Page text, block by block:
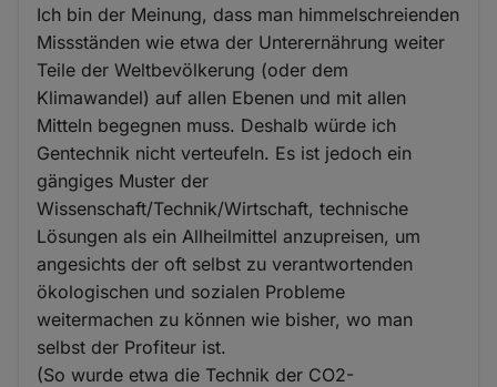
Ich bin der Meinung, dass man himmelschreienden
Missständen wie etwa der Unterernährung weiter
Teile der Weltbevölkerung (oder dem
Klimawandel) auf allen Ebenen und mit allen
Mitteln begegnen muss. Deshalb würde ich
Gentechnik nicht verteufeln. Es ist jedoch ein
gängiges Muster der
Wissenschaft/Technik/Wirtschaft, technische
Lösungen als ein Allheilmittel anzupreisen, um
angesichts der oft selbst zu verantwortenden
ökologischen und sozialen Probleme
weitermachen zu können wie bisher, wo man
selbst der Profiteur ist.
(So wurde etwa die Technik der CO2-